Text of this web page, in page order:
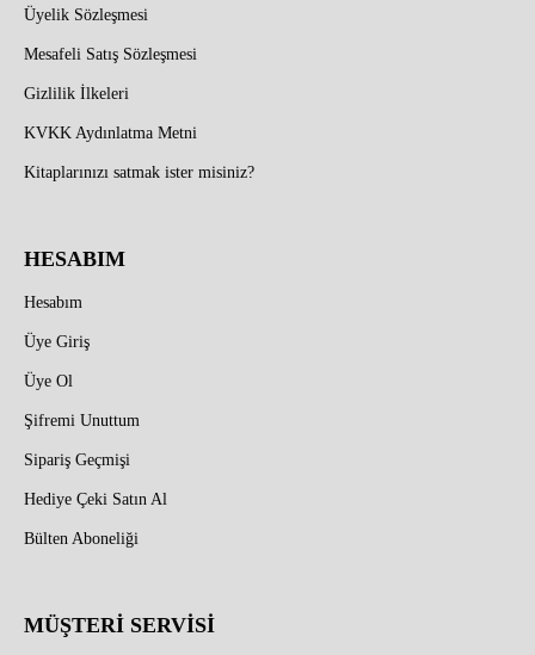
Üyelik Sözleşmesi
Mesafeli Satış Sözleşmesi
Gizlilik İlkeleri
KVKK Aydınlatma Metni
Kitaplarınızı satmak ister misiniz?
HESABIM
Hesabım
Üye Giriş
Üye Ol
Şifremi Unuttum
Sipariş Geçmişi
Hediye Çeki Satın Al
Bülten Aboneliği
MÜŞTERİ SERVİSİ